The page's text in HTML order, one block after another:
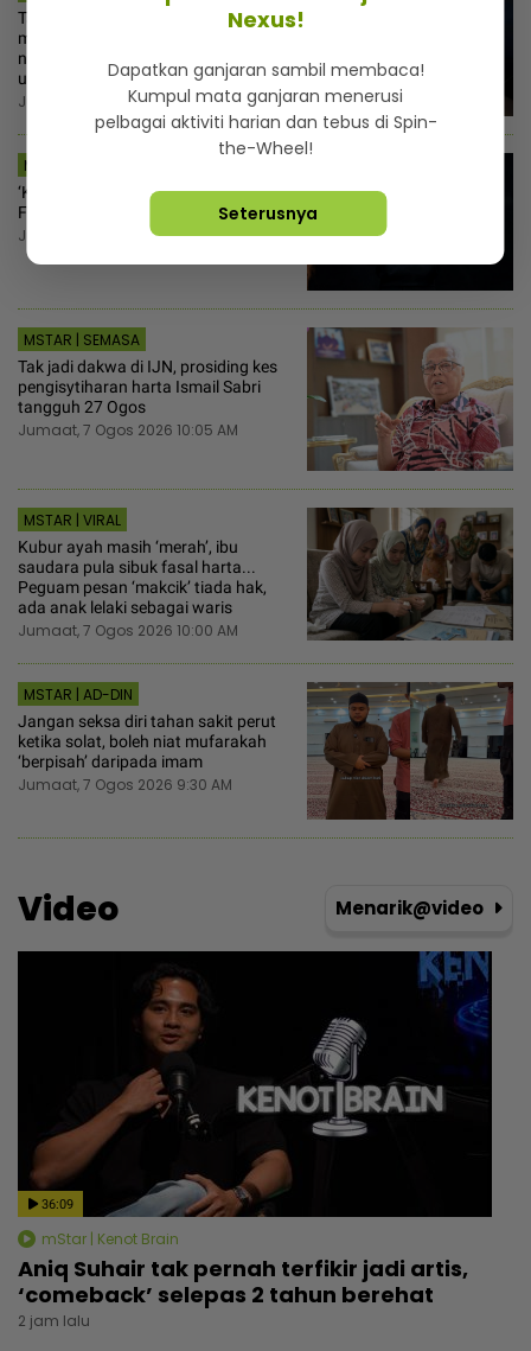
Taksub isu Rocky, sanggup sebar
maklumat peribadi... Peguam minta
netizen hati-hati, jangan langgar
undang-undang kerana emosi
Jumaat, 7 Ogos 2026 11:30 AM
MSTAR | HIBURAN
‘Kudrat 1968‘ ubati kekecewaan Dai
Fuad gagal ujibakat filem terdahulu
Jumaat, 7 Ogos 2026 10:30 AM
MSTAR | SEMASA
Tak jadi dakwa di IJN, prosiding kes
pengisytiharan harta Ismail Sabri
tangguh 27 Ogos
Jumaat, 7 Ogos 2026 10:05 AM
MSTAR | VIRAL
Kubur ayah masih ‘merah’, ibu
saudara pula sibuk fasal harta...
Peguam pesan ‘makcik’ tiada hak,
ada anak lelaki sebagai waris
Jumaat, 7 Ogos 2026 10:00 AM
MSTAR | AD-DIN
Jangan seksa diri tahan sakit perut
ketika solat, boleh niat mufarakah
‘berpisah’ daripada imam
Jumaat, 7 Ogos 2026 9:30 AM
Video Menarik@video
36:09
mStar | Kenot Brain
Aniq Suhair tak pernah terfikir jadi artis,
‘comeback’ selepas 2 tahun berehat
2 jam lalu
Nexus!
Dapatkan ganjaran sambil membaca!
Kumpul mata ganjaran menerusi
pelbagai aktiviti harian dan tebus di Spin-
the-Wheel!
Seterusnya